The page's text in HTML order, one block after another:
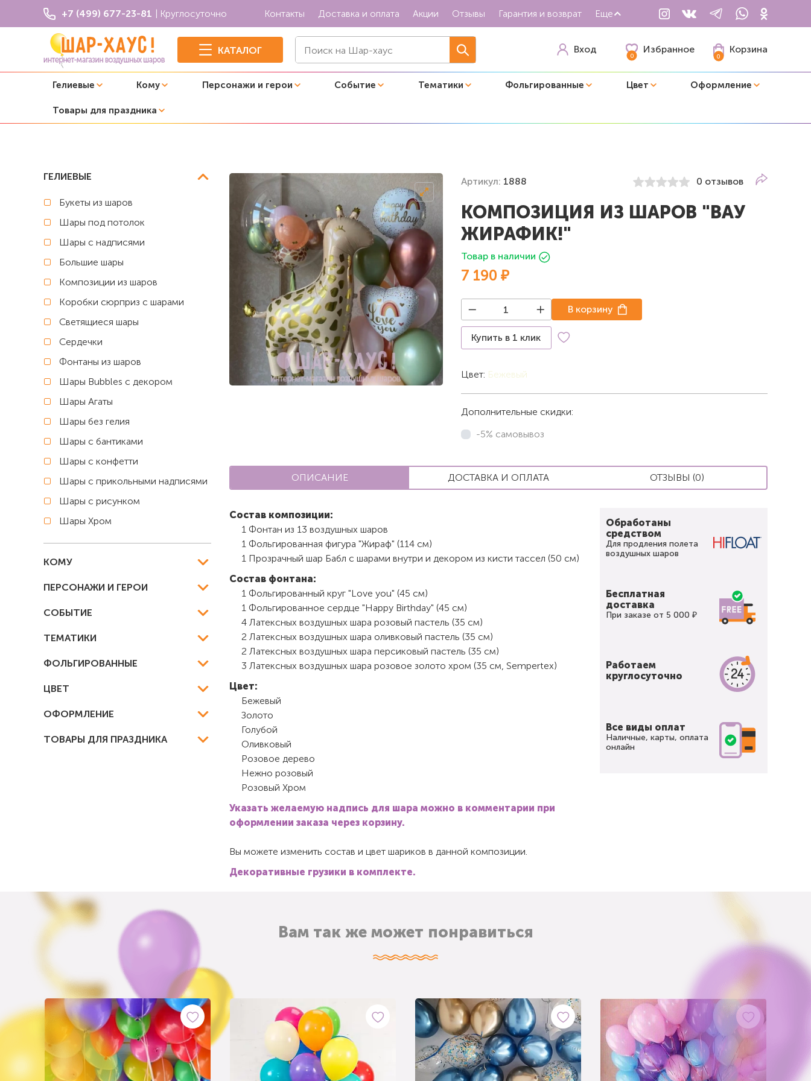
+7 (499) 677-23-81 | Круглосуточно Контакты Доставка и оплата Акции Отзывы Гарантия и возврат Еще
КАТАЛОГ Вход
0
Избранное
0
Корзина
Гелиевые Кому Персонажи и герои Событие Тематики Фольгированные Цвет Оформление
Товары для праздника
Детский праздник
ГЕЛИЕВЫЕ
Букеты из шаров
Шары под потолок
Шары с надписями
Большие шары
Композиции из шаров
Коробки сюрприз с шарами
Светящиеся шары
Сердечки
Фонтаны из шаров
Шары Bubbles с декором
Шары Агаты
Шары без гелия
Шары с бантиками
Шары с конфетти
Шары с прикольными надписями
Шары с рисунком
Шары Хром
КОМУ
ПЕРСОНАЖИ И ГЕРОИ
СОБЫТИЕ
ТЕМАТИКИ
ФОЛЬГИРОВАННЫЕ
ЦВЕТ
ОФОРМЛЕНИЕ
ТОВАРЫ ДЛЯ ПРАЗДНИКА
Артикул: 1888 0 отзывов
КОМПОЗИЦИЯ ИЗ ШАРОВ "ВАУ
ЖИРАФИК!"
Товар в наличии
7 190 ₽
Купить в 1 клик
В корзину
Цвет: Бежевый
Дополнительные скидки:
-5% самовывоз
ОПИСАНИЕ ДОСТАВКА И ОПЛАТА ОТЗЫВЫ (0)
Состав композиции:
1 Фонтан из 13 воздушных шаров
1 Фольгированная фигура "Жираф" (114 см)
1 Прозрачный шар Бабл с шарами внутри и декором из кисти тассел (50 см)
Состав фонтана:
1 Фольгированный круг "Love you" (45 см)
1 Фольгированное сердце "Happy Birthday" (45 см)
4 Латексных воздушных шара розовый пастель (35 см)
2 Латексных воздушных шара оливковый пастель (35 см)
2 Латексных воздушных шара персиковый пастель (35 см)
3 Латексных воздушных шара розовое золото хром (35 см, Sempertex)
Цвет:
Бежевый
Золото
Голубой
Оливковый
Розовое дерево
Нежно розовый
Розовый Хром
Указать желаемую надпись для шара можно в комментарии при
оформлении заказа через корзину.
Вы можете изменить состав и цвет шариков в данной композиции.
Декоративные грузики в комплекте.
Обработаны
средством
Для продления полета
воздушных шаров
Бесплатная
доставка
При заказе от 5 000 ₽
Работаем
круглосуточно
Все виды оплат
Наличные, карты, оплата
онлайн
Вам так же может понравиться